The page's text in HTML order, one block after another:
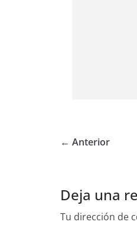
← Anterior
Deja una
Tu dirección de